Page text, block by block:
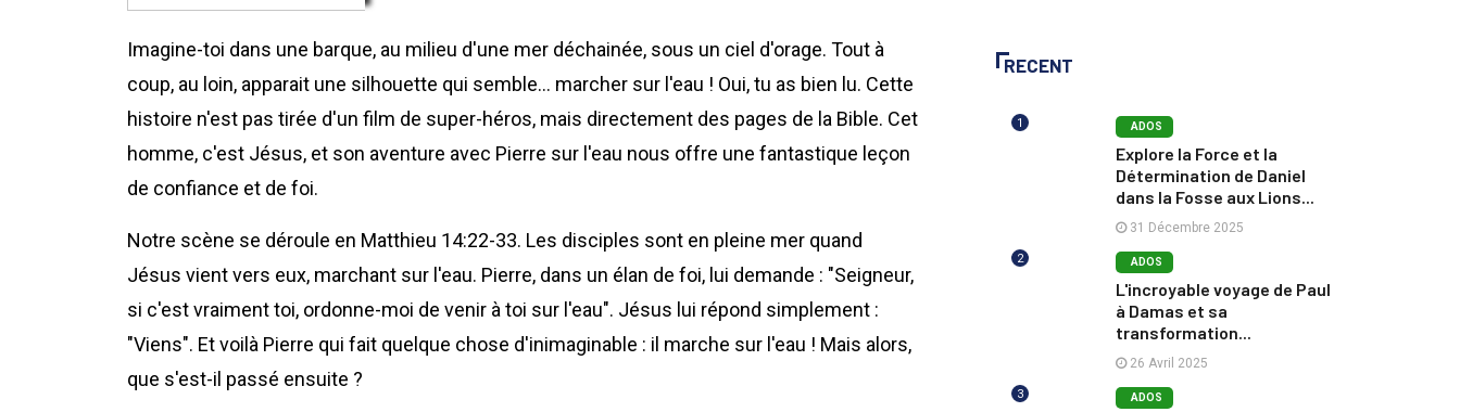
Imagine-toi dans une barque, au milieu d'une mer déchainée, sous un ciel d'orage. Tout à
coup, au loin, apparait une silhouette qui semble... marcher sur l'eau ! Oui, tu as bien lu. Cette
histoire n'est pas tirée d'un film de super-héros, mais directement des pages de la Bible. Cet
homme, c'est Jésus, et son aventure avec Pierre sur l'eau nous offre une fantastique leçon
de confiance et de foi.
Notre scène se déroule en Matthieu 14:22-33. Les disciples sont en pleine mer quand
Jésus vient vers eux, marchant sur l'eau. Pierre, dans un élan de foi, lui demande : "Seigneur,
si c'est vraiment toi, ordonne-moi de venir à toi sur l'eau". Jésus lui répond simplement :
"Viens". Et voilà Pierre qui fait quelque chose d'inimaginable : il marche sur l'eau ! Mais alors,
que s'est-il passé ensuite ?
RECENT
1 ADOS
Explore la Force et la
Détermination de Daniel
dans la Fosse aux Lions...
31 Décembre 2025
2 ADOS
L'incroyable voyage de Paul
à Damas et sa
transformation...
26 Avril 2025
3 ADOS